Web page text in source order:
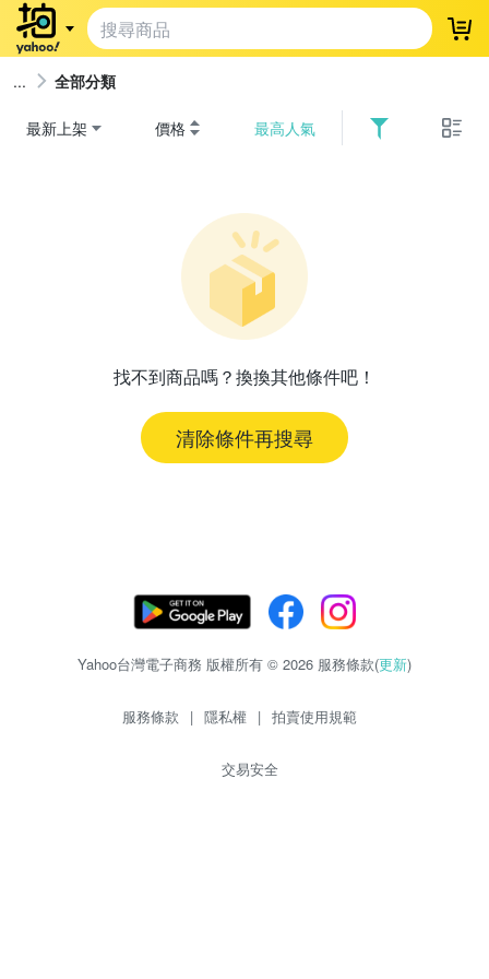
登
全部分類
最新上架 價格 最高人氣
找不到商品嗎？換換其他條件吧！
清除條件再搜尋
Yahoo台灣電子商務 版權所有 © 2026 服務條款(更新)
服務條款 | 隱私權 | 拍賣使用規範
交易安全